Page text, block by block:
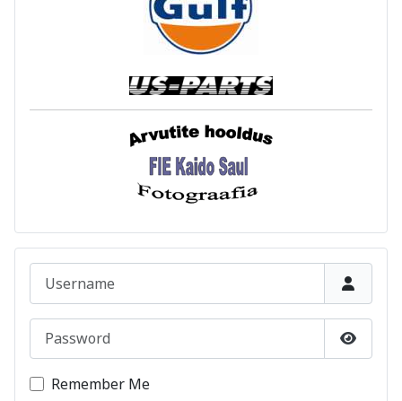
Password
Show
Remember Me